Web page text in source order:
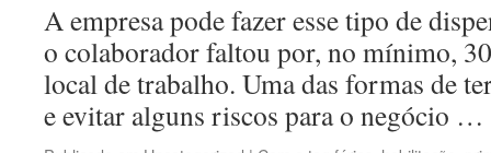
A empresa pode fazer esse tipo de
o colaborador faltou por, no mínimo,
local de trabalho. Uma das formas de
e evitar alguns riscos para o negócio …